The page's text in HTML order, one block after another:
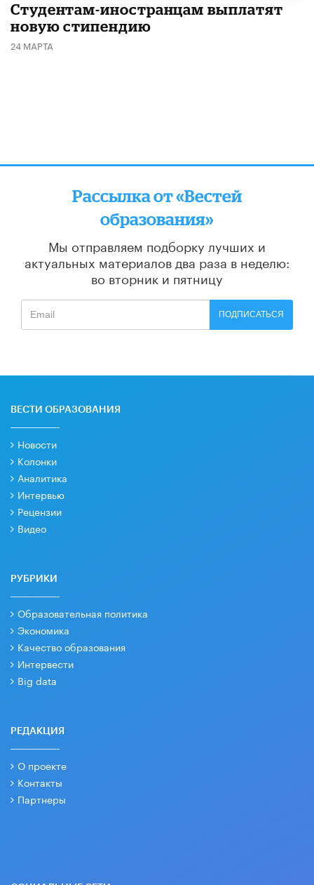
Студентам-иностранцам выплатят
новую стипендию
24 МАРТА
Рассылка от «Вестей
образования»
Мы отправляем подборку лучших и
актуальных материалов два раза в неделю:
во вторник и пятницу
ПОДПИСАТЬСЯ
ВЕСТИ ОБРАЗОВАНИЯ
Новости
Колонки
Аналитика
Интервью
Рецензии
Видео
РУБРИКИ
Образовательная политика
Экономика
Качество образования
Интервести
Big data
РЕДАКЦИЯ
О проекте
Контакты
Партнеры